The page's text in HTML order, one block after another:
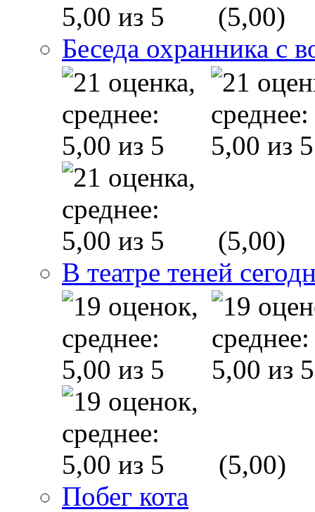
(5,00)
Беседа охранника с
(5,00)
В театре теней
(5,00)
Побег кота